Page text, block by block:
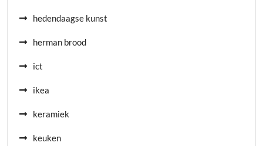
hedendaagse kunst
herman brood
ict
ikea
keramiek
keuken